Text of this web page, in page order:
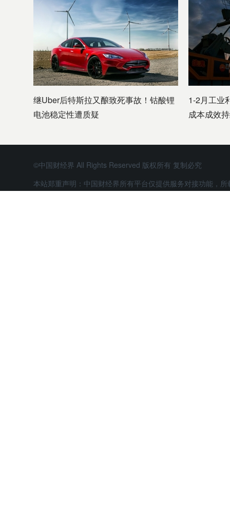
继Uber后特斯拉又酿致死事故！钴酸锂
电池稳定性遭质疑
1-2月工业
成本成效
©中国财经界 All Rights Reserved 版权所有 复制必究
本站郑重声明：中国财经界所有平台仅提供服务对接功能，